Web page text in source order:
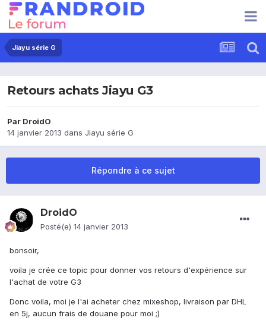
Jiayu série G
Retours achats Jiayu G3
Par DroidO
14 janvier 2013 dans Jiayu série G
Répondre à ce sujet
DroidO
Posté(e) 14 janvier 2013
bonsoir,
voila je crée ce topic pour donner vos retours d'expérience sur
l'achat de votre G3
Donc voila, moi je l'ai acheter chez mixeshop, livraison par DHL
en 5j, aucun frais de douane pour moi ;)